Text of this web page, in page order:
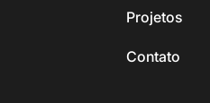
Projetos
Contato